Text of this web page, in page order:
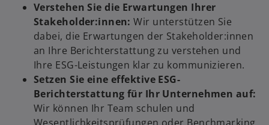
Verstehen Sie die Erwartungen Ihrer
Stakeholder:innen: Wir unterstützen Sie
dabei, die Erwartungen der Stakeholder:innen
an Ihre Berichterstattung zu verstehen und
Ihre ESG-Leistungen klar zu kommunizieren.
Setzen Sie eine effektive ESG-
Berichterstattung für Ihr Unternehmen auf:
Wir können Ihr Team schulen und